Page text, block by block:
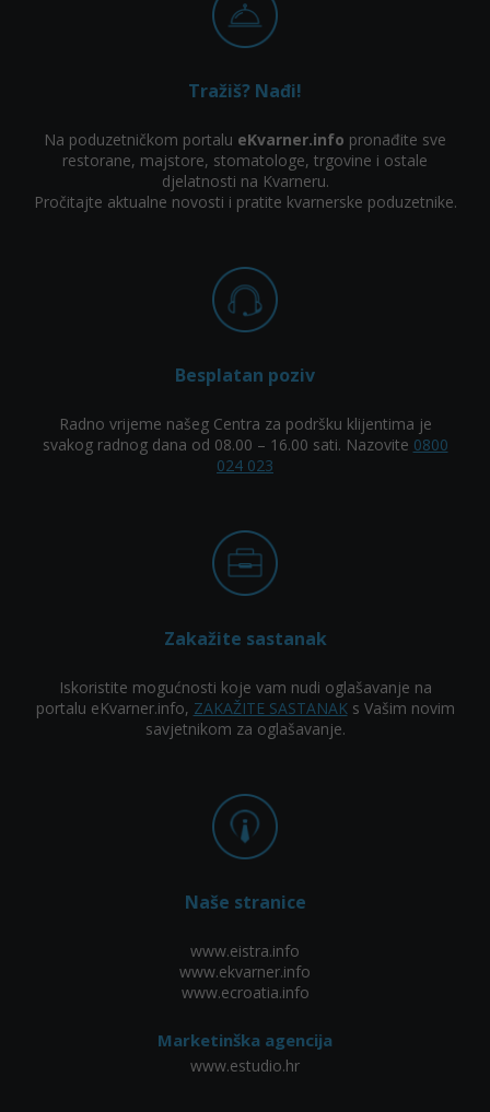
Tražiš? Nađi!
Na poduzetničkom portalu eKvarner.info pronađite sve
restorane, majstore, stomatologe, trgovine i ostale
djelatnosti na Kvarneru.
Pročitajte aktualne novosti i pratite kvarnerske poduzetnike.
Besplatan poziv
Radno vrijeme našeg Centra za podršku klijentima je
svakog radnog dana od 08.00 – 16.00 sati. Nazovite 0800
024 023
Zakažite sastanak
Iskoristite mogućnosti koje vam nudi oglašavanje na
portalu eKvarner.info, ZAKAŽITE SASTANAKs Vašim novim
savjetnikom za oglašavanje.
Naše stranice
www.eistra.info
www.ekvarner.info
www.ecroatia.info
Marketinška agencija
www.estudio.hr